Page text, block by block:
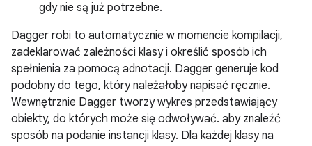
gdy nie są już potrzebne.
Dagger robi to automatycznie w momencie kompilacji,
zadeklarować zależności klasy i określić sposób ich
spełnienia za pomocą adnotacji. Dagger generuje kod
podobny do tego, który należałoby napisać ręcznie.
Wewnętrznie Dagger tworzy wykres przedstawiający
obiekty, do których może się odwoływać. aby znaleźć
sposób na podanie instancji klasy. Dla każdej klasy na